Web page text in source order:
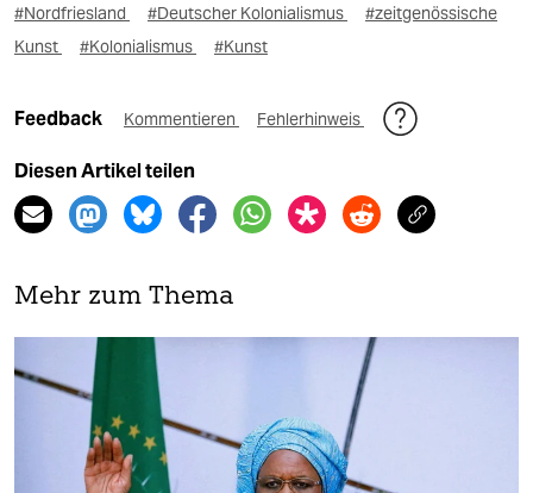
#Nordfriesland #Deutscher Kolonialismus
#zeitgenössische
Kunst
#Kolonialismus #Kunst
Feedback Kommentieren Fehlerhinweis
Diesen Artikel teilen
Mehr zum Thema